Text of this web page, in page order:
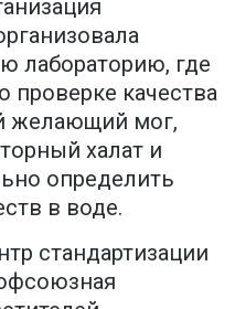
лабораторию, где
качества
желающий мог,
халат и
определить
в воде.
стандартизации